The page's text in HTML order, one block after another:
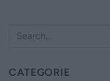
CATEGORIE